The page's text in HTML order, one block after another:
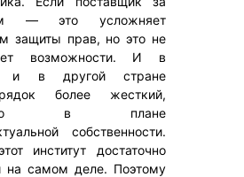
— это усложняет
защиты прав, но это не
возможности. И в
и в другой стране
более жесткий,
в плане
собственности.
институт достаточно
на самом деле. Поэтому